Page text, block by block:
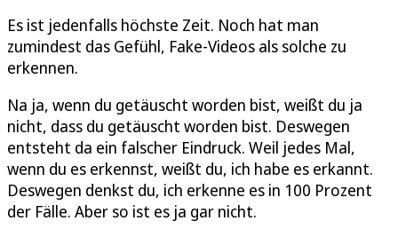
Es ist jedenfalls höchste Zeit. Noch hat man
zumindest das Gefühl, Fake-Videos als solche zu
erkennen.
Na ja, wenn du getäuscht worden bist, weißt du ja
nicht, dass du getäuscht worden bist. Deswegen
entsteht da ein falscher Eindruck. Weil jedes Mal,
wenn du es erkennst, weißt du, ich habe es erkannt.
Deswegen denkst du, ich erkenne es in 100 Prozent
der Fälle. Aber so ist es ja gar nicht.